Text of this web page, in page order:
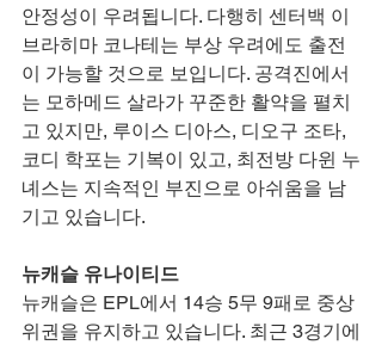
안정성이 우려됩니다. 다행히 센터백 이
브라히마 코나테는 부상 우려에도 출전
이 가능할 것으로 보입니다. 공격진에서
는 모하메드 살라가 꾸준한 활약을 펼치
고 있지만, 루이스 디아스, 디오구 조타,
코디 학포는 기복이 있고, 최전방 다윈 누
녜스는 지속적인 부진으로 아쉬움을 남
기고 있습니다.
뉴캐슬 유나이티드
뉴캐슬은 EPL에서 14승 5무 9패로 중상
위권을 유지하고 있습니다. 최근 3경기에